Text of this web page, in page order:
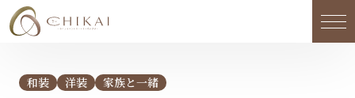
メ
和装 洋装 家族と一緒